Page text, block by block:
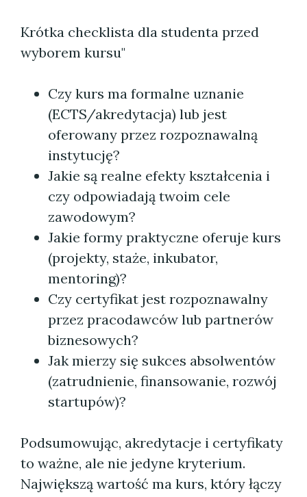
Krótka checklista dla studenta przed
wyborem kursu"
Czy kurs ma formalne uznanie
(ECTS/akredytacja) lub jest
oferowany przez rozpoznawalną
instytucję?
Jakie są realne efekty kształcenia i
czy odpowiadają twoim cele
zawodowym?
Jakie formy praktyczne oferuje kurs
(projekty, staże, inkubator,
mentoring)?
Czy certyfikat jest rozpoznawalny
przez pracodawców lub partnerów
biznesowych?
Jak mierzy się sukces absolwentów
(zatrudnienie, finansowanie, rozwój
startupów)?
Podsumowując, akredytacje i certyfikaty
to ważne, ale nie jedyne kryterium.
Największą wartość ma kurs, który łączy